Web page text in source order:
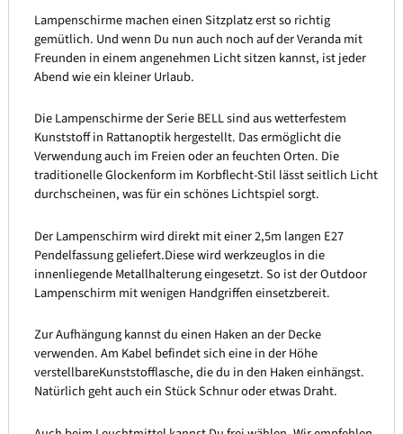
Lampenschirme machen einen Sitzplatz erst so richtig
gemütlich. Und wenn Du nun auch noch auf der Veranda mit
Freunden in einem angenehmen Licht sitzen kannst, ist jeder
Abend wie ein kleiner Urlaub.
Die Lampenschirme der Serie BELL sind aus wetterfestem
Kunststoff in Rattanoptik hergestellt. Das ermöglicht die
Verwendung auch im Freien oder an feuchten Orten. Die
traditionelle Glockenform im Korbflecht-Stil lässt seitlich Licht
durchscheinen, was für ein schönes Lichtspiel sorgt.
Der Lampenschirm wird direkt mit einer 2,5m langen E27
Pendelfassung geliefert.Diese wird werkzeuglos in die
innenliegende Metallhalterung eingesetzt. So ist der Outdoor
Lampenschirm mit wenigen Handgriffen einsetzbereit.
Zur Aufhängung kannst du einen Haken an der Decke
verwenden. Am Kabel befindet sich eine in der Höhe
verstellbareKunststofflasche, die du in den Haken einhängst.
Natürlich geht auch ein Stück Schnur oder etwas Draht.